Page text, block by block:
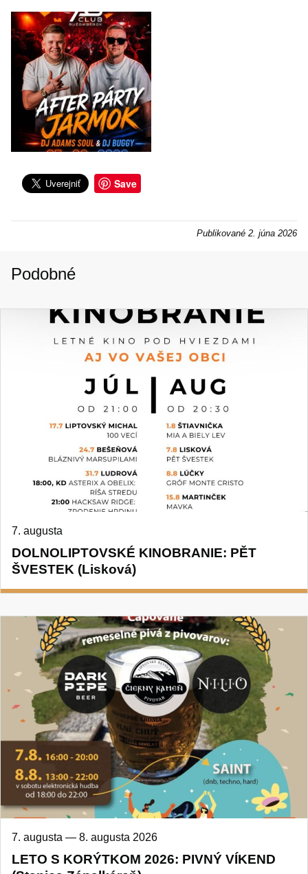
Save
Publikované 2. júna 2026
Podobné
DOLNOLIPTOVSKÉ KINOBRANIE: PĚT
ŠVESTEK (Lisková)
7. augusta
LETO S KORÝTKOM 2026: PIVNÝ VÍKEND
7. augusta — 8. augusta 2026